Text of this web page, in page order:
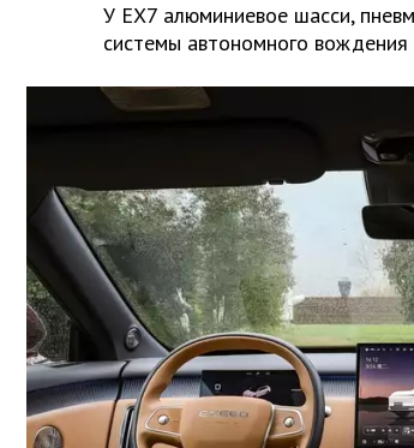
У EX7 алюминиевое шасси,
системы автономного вождения